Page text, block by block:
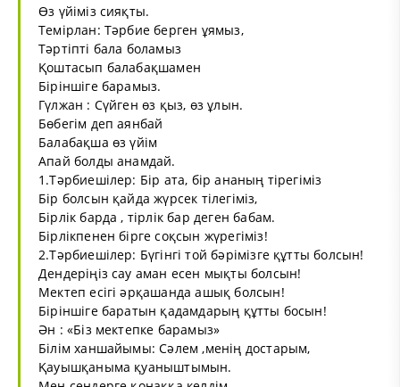
Өз үйіміз сияқты.
Темірлан: Тәрбие берген ұямыз,
Тәртіпті бала боламыз
Қоштасып балабақшамен
Біріншіге барамыз.
Гүлжан : Сүйген өз қыз, өз ұлын.
Бөбегім деп аянбай
Балабақша өз үйім
Апай болды анамдай.
1.Тәрбиешілер: Бір ата, бір ананың тірегіміз
Бір болсын қайда жүрсек тілегіміз,
Бірлік барда , тірлік бар деген бабам.
Бірлікпенен бірге соқсын жүрегіміз!
2.Тәрбиешілер: Бүгінгі той бәрімізге құтты болсын!
Дендеріңіз сау аман есен мықты болсын!
Мектеп есігі әрқашанда ашық болсын!
Біріншіге баратын қадамдарың құтты босын!
Ән : «Біз мектепке барамыз»
Білім ханшайымы: Сәлем ,менің достарым,
Қауышқаныма қуаныштымын.